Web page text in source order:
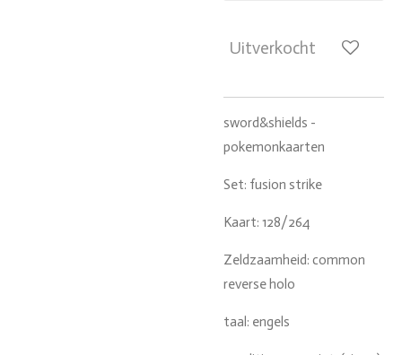
Uitverkocht
sword&shields -
pokemonkaarten
Set: fusion strike
Kaart: 128/264
Zeldzaamheid: common
reverse holo
taal: engels